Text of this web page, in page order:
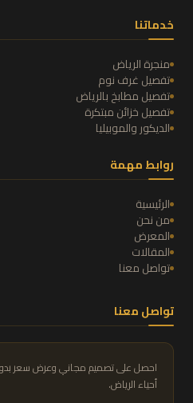
خدماتنا
منجرة الرياض
تفصيل غرف نوم
تفصيل مطابخ بالرياض
تفصيل خزائن مبتكرة
الديكور والموبيليا
روابط مهمة
الرئيسية
من نحن
المعرض
المقالات
تواصل معنا
تواصل معنا
احصل على تصميم مجاني وعرض سعر
أحياء الرياض.